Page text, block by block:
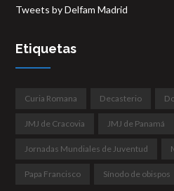
Tweets by Delfam Madrid
Etiquetas
Curia Romana Decasterio
JMJ de Cracovia JMJ de Panamá
Jornadas Mundiales de Juventud
Papa Francisco Sínodo de obispos